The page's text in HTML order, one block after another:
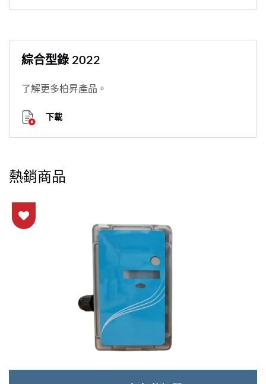
綜合型錄 2022
了解更多柏昇產品。
下載
熱銷商品